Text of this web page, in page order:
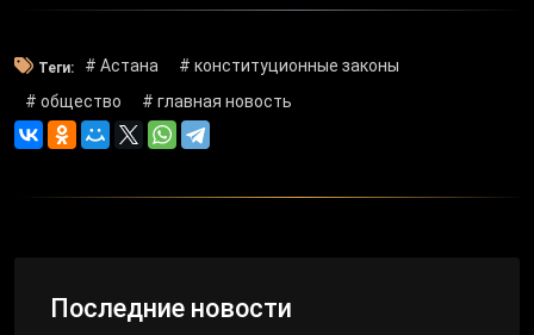
Теги: # Астана
# конституционные законы
# общество
# главная новость
Последние новости